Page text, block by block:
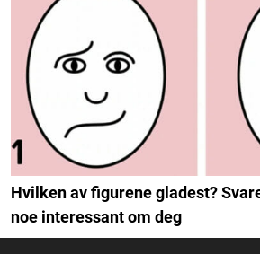
Hvilken av figurene gladest?
noe interessant om deg